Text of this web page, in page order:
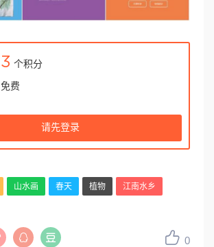
3 个积分
免费
请先登录
山水画 春天 植物 江南水乡
0